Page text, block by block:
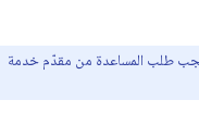
طلب المساعدة من مقدّم خدمة